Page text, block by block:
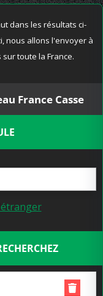
dans les résultats ci-
nous allons l'envoyer à
toute la France.
France Casse